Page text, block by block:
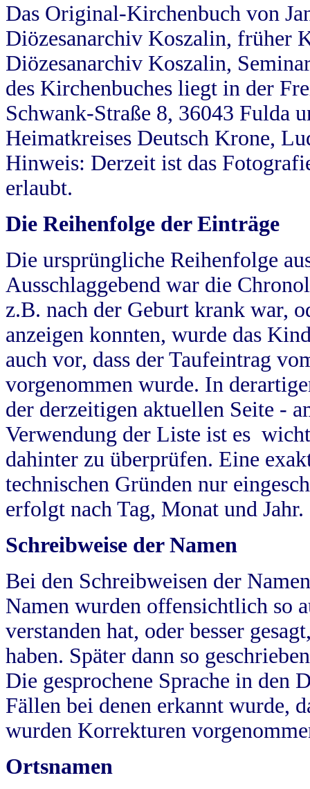
Das Original-Kirchenbuch von
Diözesanarchiv Koszalin, früher
Diözesanarchiv Koszalin,
des Kirchenbuches liegt in der
Schwank-Straße 8, 36043 Fulda
Heimatkreises Deutsch Krone,
Hinweis: Derzeit ist das
erlaubt.
Die Reihenfolge der Einträge
Die ursprüngliche Reihenfolge
Ausschlaggebend war die
z.B. nach der Geburt krank war,
anzeigen konnten, wurde das
auch vor, dass der Taufeintrag
vorgenommen wurde. In
der derzeitigen aktuellen Seite -
Verwendung der Liste ist es
dahinter zu überprüfen. Eine
technischen Gründen nur
erfolgt nach Tag, Monat und Jahr.
Schreibweise der Namen
Bei den Schreibweisen der
Namen wurden offensichtlich so
verstanden hat, oder besser
haben. Später dann so
Die gesprochene Sprache in
Fällen bei denen erkannt wurde,
wurden Korrekturen
Ortsnamen